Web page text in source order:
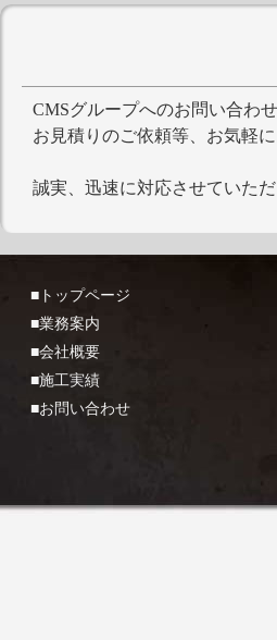
CMSグループへのお問い合わ
お見積りのご依頼等、お気軽に
誠実、迅速に対応させていただ
■トップページ
■業務案内
■会社概要
■施工実績
■お問い合わせ